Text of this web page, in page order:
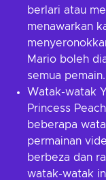
berlari atau
menawarkan
Mario boleh
semua pemain.
Watak-watak
Princess
beberapa
permainan
berbeza dan
watak-watak